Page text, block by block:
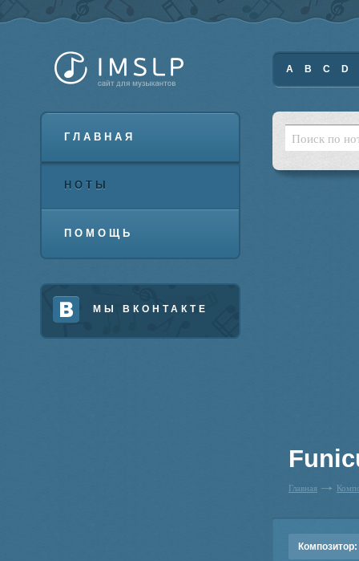
ГЛАВНАЯ
НОТЫ
ПОМОЩЬ
МЫ ВКОНТАКТЕ
A B C D
Главная
Композитор: